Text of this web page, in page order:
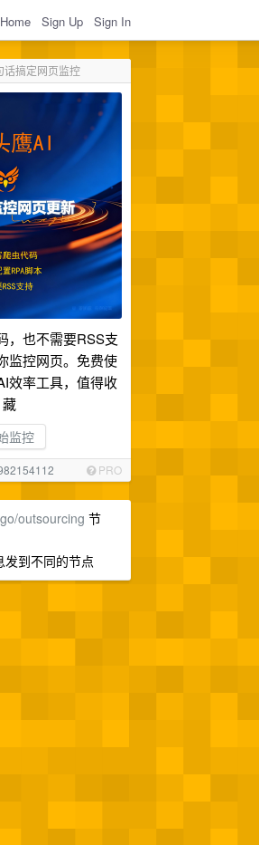
Home Sign Up Sign In
话搞定网页监控
，也不需要RSS支
监控网页。免费使
效率工具，值得收
藏
监控
PRO
outsourcing 节
发到不同的节点